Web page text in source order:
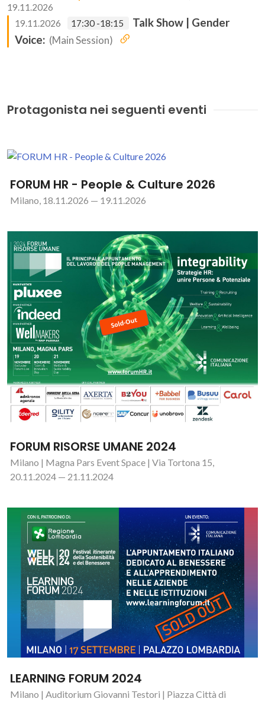
19.11.2026
19.11.2026
17:30 -18:15
Talk Show | Gender
Voice: (Main Session)
Protagonista nei seguenti eventi
FORUM HR - People & Culture 2026
Milano, 18.11.2026 — 19.11.2026
FORUM RISORSE UMANE 2024
Milano | Magna Pars Event Space | Via Tortona 15,
20.11.2024 — 21.11.2024
LEARNING FORUM 2024
Milano | Auditorium Giovanni Testori | Piazza Città di